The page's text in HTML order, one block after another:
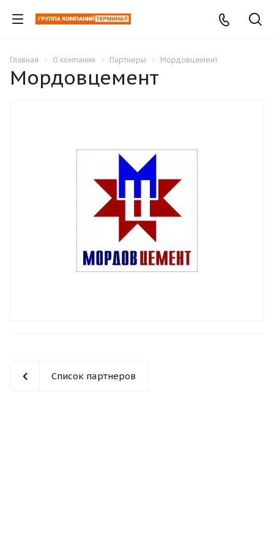
Главная О компании Партнеры Мордовцемент
Мордовцемент
Список партнеров